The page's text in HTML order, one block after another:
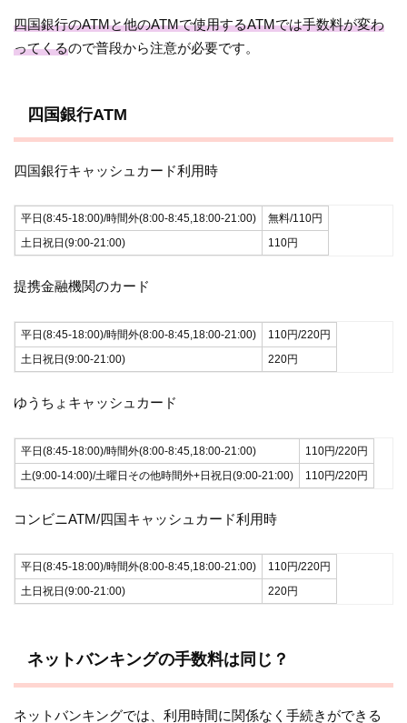
四国銀行のATMと他のATMで使用するATMでは手数料が変わ
ってくるので普段から注意が必要です。
四国銀行ATM
四国銀行キャッシュカード利用時
平日(8:45-18:00)/時間外(8:00-8:45,18:00-21:00)
無料/110円
土日祝日(9:00-21:00)
110円
提携金融機関のカード
平日(8:45-18:00)/時間外(8:00-8:45,18:00-21:00)
110円/220円
土日祝日(9:00-21:00)
220円
ゆうちょキャッシュカード
平日(8:45-18:00)/時間外(8:00-8:45,18:00-21:00)
110円/220円
土(9:00-14:00)/土曜日その他時間外+日祝日(9:00-21:00)
110円/220円
コンビニATM/四国キャッシュカード利用時
平日(8:45-18:00)/時間外(8:00-8:45,18:00-21:00)
110円/220円
土日祝日(9:00-21:00)
220円
ネットバンキングの手数料は同じ？
ネットバンキングでは、利用時間に関係なく手続きができる